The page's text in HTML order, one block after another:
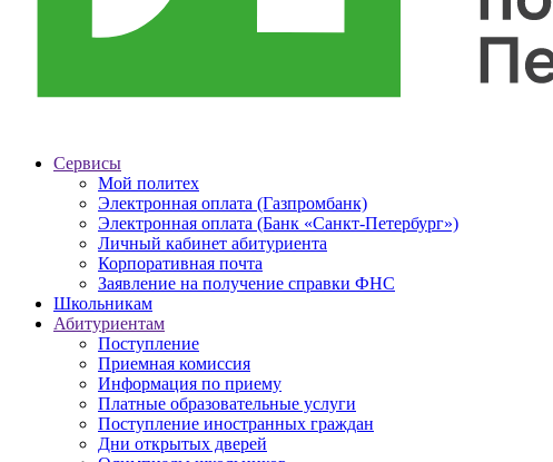
Сервисы
Мой политех
Электронная оплата (Газпромбанк)
Электронная оплата (Банк «Санкт-Петербург»)
Личный кабинет абитуриента
Корпоративная почта
Заявление на получение справки ФНС
Школьникам
Абитуриентам
Поступление
Приемная комиссия
Информация по приему
Платные образовательные услуги
Поступление иностранных граждан
Дни открытых дверей